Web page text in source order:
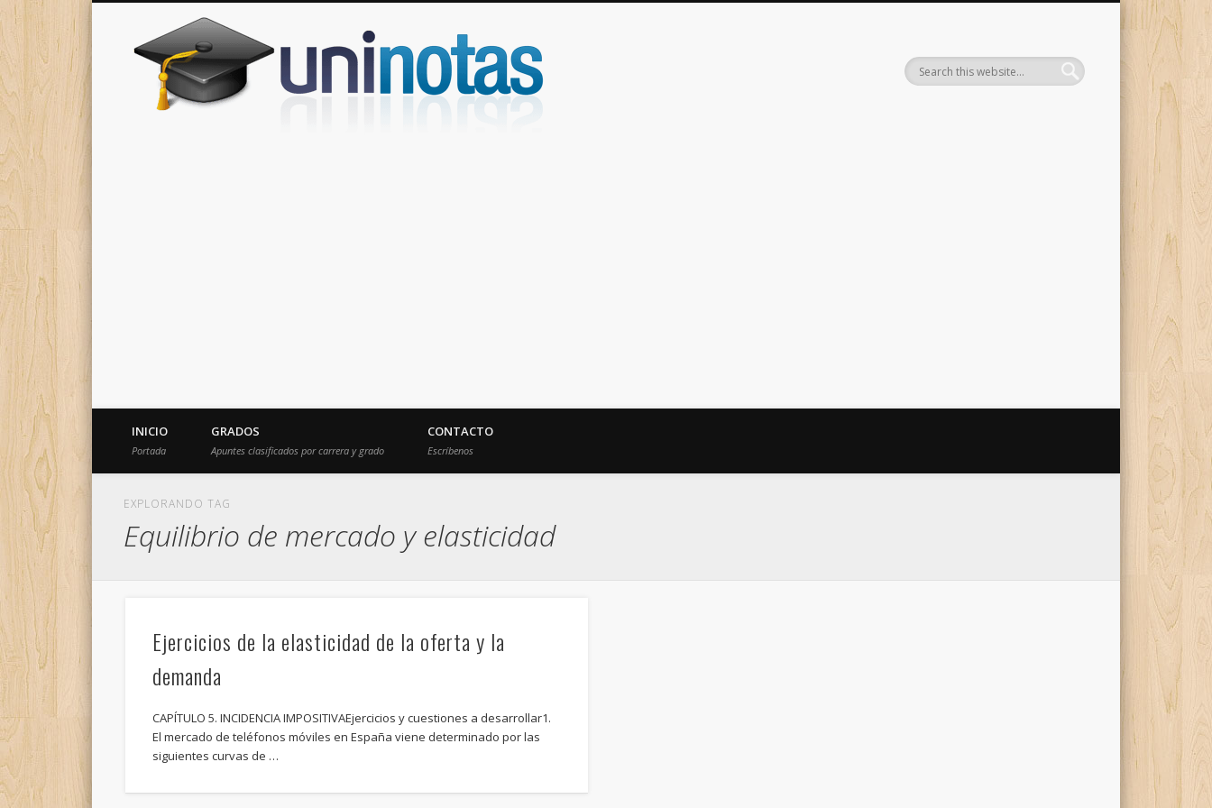
Donde encontrarás todas los apuntes de tu carrera
INICIO
Portada
GRADOS
Apuntes clasificados por carrera y grado
CONTACTO
Escríbenos
EXPLORANDO TAG
Equilibrio de mercado y elasticidad
Ejercicios de la elasticidad de la oferta y la
demanda
CAPÍTULO 5. INCIDENCIA IMPOSITIVAEjercicios y cuestiones a desarrollar1.
El mercado de teléfonos móviles en España viene determinado por las
siguientes curvas de …